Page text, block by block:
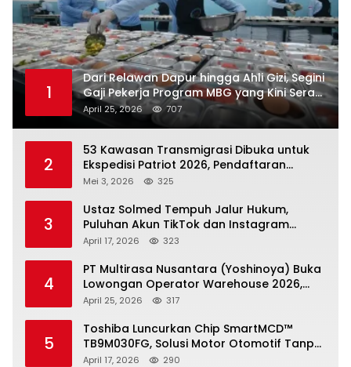
1
Dari Relawan Dapur hingga Ahli Gizi, Segini
Gaji Pekerja Program MBG yang Kini Serap
Hampir Sejuta Tenaga Kerja
April 25, 2026 707
2
53 Kawasan Transmigrasi Dibuka untuk
Ekspedisi Patriot 2026, Pendaftaran
Ditutup 21 Mei
Mei 3, 2026 325
3
Ustaz Solmed Tempuh Jalur Hukum,
Puluhan Akun TikTok dan Instagram
Dilaporkan atas Tuduhan Fitnah
April 17, 2026 323
4
PT Multirasa Nusantara (Yoshinoya) Buka
Lowongan Operator Warehouse 2026,
Penempatan CK Bekasi
April 25, 2026 317
5
Toshiba Luncurkan Chip SmartMCD™
TB9M030FG, Solusi Motor Otomotif Tanpa
Sensor di Kecepatan Nol
April 17, 2026 290